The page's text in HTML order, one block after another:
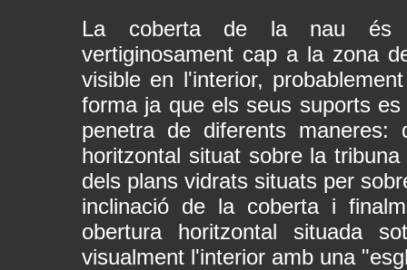
La coberta de la nau és
vertiginosament cap a la zona
visible en l'interior,
forma ja que els seus suports
penetra de diferents
horitzontal situat sobre la
dels plans vidrats situats per
inclinació de la coberta i
obertura horitzontal situada
visualment l'interior amb una